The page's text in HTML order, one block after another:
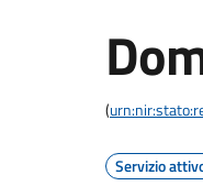
(
Servizio